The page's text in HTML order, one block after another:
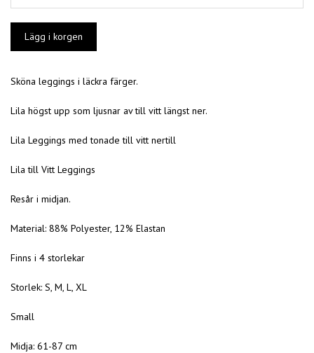
Sköna leggings i läckra färger.
Lila högst upp som ljusnar av till vitt längst ner.
Lila Leggings med tonade till vitt nertill
Lila till Vitt Leggings
Resår i midjan.
Material: 88% Polyester, 12% Elastan
Finns i 4 storlekar
Storlek: S, M, L, XL
Small
Midja: 61-87 cm